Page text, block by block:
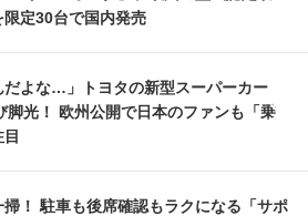
定30台で国内発売
だよな…」トヨタの新型スーパーカー
脚光！ 欧州公開で日本のファンも「乗
掃！ 駐車も後席確認もラクになる「サポ